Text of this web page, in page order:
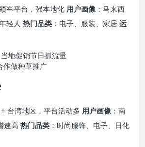
军平台，强本地化 用户画像：马来西
轻人 热门品类 ：电子、服装、家居 运
地促销节日抓流量
作做种草推广
+ 台湾地区，平台活动多 用户画像：南
速高 热门品类 ：时尚服饰、电子、日化